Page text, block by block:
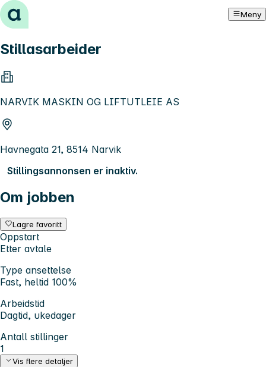
Hopp til innhold Meny
Stillasarbeider
NARVIK MASKIN OG LIFTUTLEIE AS
Havnegata 21, 8514 Narvik
Stillingsannonsen er inaktiv.
Om jobben
Lagre favoritt
Oppstart
Etter avtale
Type ansettelse
Fast, heltid 100%
Arbeidstid
Dagtid, ukedager
Antall stillinger
1
Vis flere detaljer